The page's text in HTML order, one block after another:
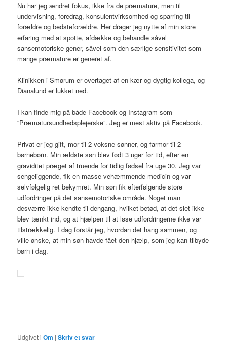
Nu har jeg ændret fokus, ikke fra de præmature, men til
undervisning, foredrag, konsulentvirksomhed og sparring til
forældre og bedsteforældre. Her drager jeg nytte af min store
erfaring med at spotte, afdække og behandle såvel
sansemotoriske gener, såvel som den særlige sensitivitet som
mange præmature er generet af.
Klinikken i Smørum er overtaget af en kær og dygtig kollega, og
Dianalund er lukket ned.
I kan finde mig på både Facebook og Instagram som
“Præmatursundhedsplejerske”. Jeg er mest aktiv på Facebook.
Privat er jeg gift, mor til 2 voksne sønner, og farmor til 2
børnebørn. Min ældste søn blev født 3 uger før tid, efter en
graviditet præget af truende for tidlig fødsel fra uge 30. Jeg var
sengeliggende, fik en masse vehæmmende medicin og var
selvfølgelig ret bekymret. Min søn fik efterfølgende store
udfordringer på det sansemotoriske område. Noget man
desværre ikke kendte til dengang, hvilket betød, at det slet ikke
blev tænkt ind, og at hjælpen til at løse udfordringerne ikke var
tilstrækkelig. I dag forstår jeg, hvordan det hang sammen, og
ville ønske, at min søn havde fået den hjælp, som jeg kan tilbyde
børn i dag.
Udgivet i Om |Skriv et svar